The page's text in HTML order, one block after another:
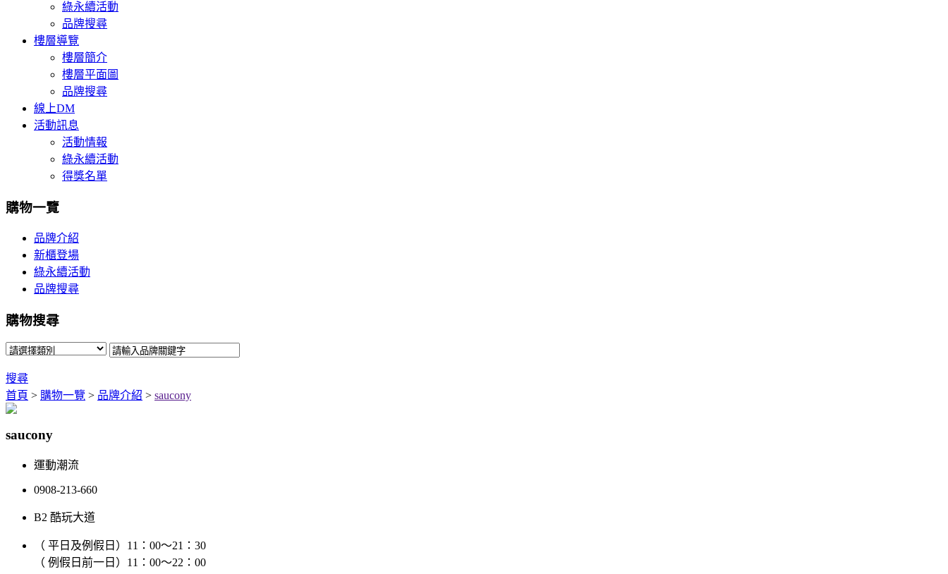
綠永續活動
品牌搜尋
樓層導覽
樓層簡介
樓層平面圖
品牌搜尋
線上DM
活動訊息
活動情報
綠永續活動
得獎名單
購物一覽
品牌介紹
新櫃登場
綠永續活動
品牌搜尋
購物搜尋
搜尋
首頁 > 購物一覽 > 品牌介紹 > saucony
saucony
運動潮流
0908-213-660
B2 酷玩大道
（ 平日及例假日）11：00～21：30
（ 例假日前一日）11：00～22：00